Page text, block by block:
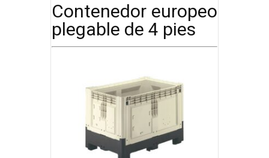
Contenedor europeo
plegable de 4 pies